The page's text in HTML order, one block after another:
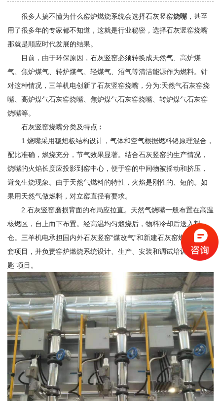
很多人搞不懂为什么窑炉燃烧系统会选择石灰竖窑烧嘴，甚至
用了很多年的专家都不知道，这就是行业秘密，选择石灰竖窑烧嘴
那就是顺应时代发展的结果。
目前，由于环保原因，石灰竖窑必须转换成天然气、高炉煤
气、焦炉煤气、转炉煤气、轻煤气、沼气等清洁能源作为燃料。针
对这种情况，三羊机电创新了石灰竖窑烧嘴，分为:天然气石灰窑烧
嘴、高炉煤气石灰窑烧嘴、焦炉煤气石灰窑烧嘴、转炉煤气石灰窑
烧嘴等。
石灰竖窑烧嘴分类及特点︰
1.烧嘴采用稳焰板结构设计，气体和空气根据燃料铬原理混合，
配比准确，燃烧充分，节气效果显著。结合石灰竖窑的生产情况，
烧嘴的火焰长度应投影到窑中心，便于窑的中间物被摇动和挤压，
避免生烧现象。由于天然气燃料的特性，火焰是刚性的、短的。如
果用天然气做燃料，对立窑直径有要求。
2.石灰竖窑磨损背面的布局应拉直。天然气烧嘴一般布置在高温
核燃区，自上而下布置。经高温均匀煅烧后，物料冷却后送入料
仓。三羊机电承担国内外石灰竖窑“煤改气”和新建石灰窑燃烧系统配
套项目，并负责窑炉燃烧系统设计、生产、安装和调试培训的“交钥
匙”项目。